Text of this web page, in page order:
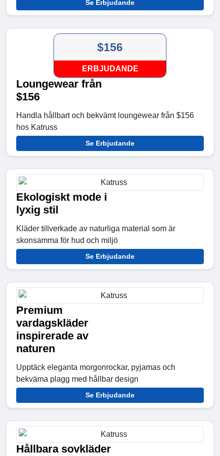
Se Erbjudande
$156
ERBJUDANDE
Loungewear från
$156
Handla hållbart och bekvämt loungewear från $156
hos Katruss
Se Erbjudande
Ekologiskt mode i
lyxig stil
Kläder tillverkade av naturliga material som är
skonsamma för hud och miljö
Se Erbjudande
Premium
vardagskläder
inspirerade av
naturen
Upptäck eleganta morgonrockar, pyjamas och
bekväma plagg med hållbar design
Se Erbjudande
Hållbara sovkläder